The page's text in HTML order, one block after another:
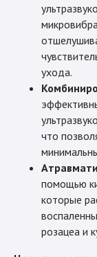
ухода.
что
помощью
которые
розацеа и